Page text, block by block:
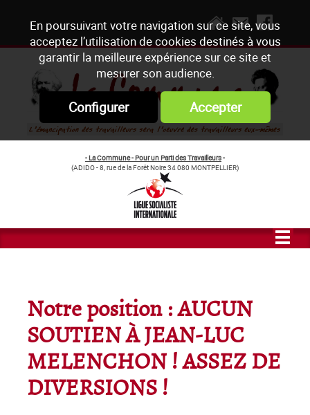
En poursuivant votre navigation sur ce site, vous
acceptez l’utilisation de cookies destinés à vous
garantir la meilleure expérience sur ce site et
mesurer son audience.
Configurer Accepter
- La Commune - Pour un Parti des Travailleurs-
(ADIDO - 8, rue de la Forêt Noire 34 080 MONTPELLIER)
Notre position : AUCUN
SOUTIEN À JEAN-LUC
MELENCHON ! ASSEZ DE
DIVERSIONS !